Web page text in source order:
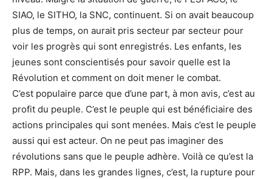
SIAO, le SITHO, la SNC, continuent. Si on avait beaucoup
plus de temps, on aurait pris secteur par secteur pour
voir les progrès qui sont enregistrés. Les enfants, les
jeunes sont conscientisés pour savoir quelle est la
Révolution et comment on doit mener le combat.
C’est populaire parce que d’une part, à mon avis, c’est au
profit du peuple. C’est le peuple qui est bénéficiaire des
actions principales qui sont menées. Mais c’est le peuple
aussi qui est acteur. On ne peut pas imaginer des
révolutions sans que le peuple adhère. Voilà ce qu’est la
RPP. Mais, dans les grandes lignes, c’est, la rupture pour